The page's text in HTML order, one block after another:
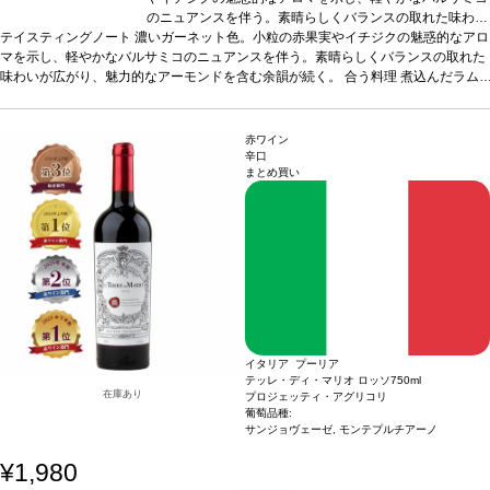
のニュアンスを伴う。素晴らしくバランスの取れた味わい
が広がり、魅力的なアーモンドを含む余韻が続く。合う
料理煮込んだラムラック、豚肉のラグーソースパルタ、
ロースト肉などと好相性葡萄品種ネグロアマーロ、モン
更されます、ご了承ください。
テイスティングノート 濃いガーネット色。小粒の赤果実やイチジクの魅惑的なアロ
マを示し、軽やかなバルサミコのニュアンスを伴う。素晴らしくバランスの取れた
味わいが広がり、魅力的なアーモンドを含む余韻が続く。 合う料理 煮込んだラム
が同様の場合は自動的に次のヴィンテージに変更されます、ご了承ください。
在庫あり
赤ワイン
辛口
まとめ買い
イタリア プーリア
テッレ・ディ・マリオ ロッソ750ml
プロジェッティ・アグリコリ
葡萄品種:
サンジョヴェーゼ, モンテプルチアーノ
¥1,980